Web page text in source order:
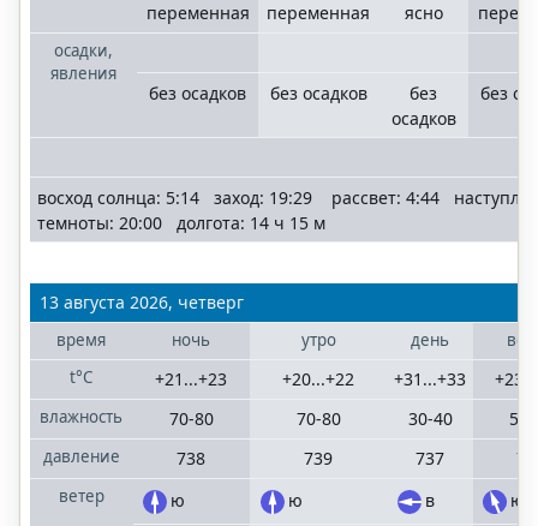
осадки,
явления
переменная
без осадков
переменная
без осадков
ясно
без
осадков
без
восход солнца: 5:14 заход: 19:29 рассвет: 4:44
темноты: 20:00 долгота: 14 ч 15 м
13 августа 2026, четверг
время
t°C
влажность
давление
ветер
ночь
+21...+23
70-80
738
ю
утро
+20...+22
70-80
739
ю
день
+31...+33
30-40
737
в